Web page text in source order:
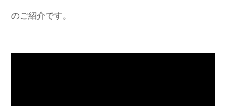
のご紹介です。